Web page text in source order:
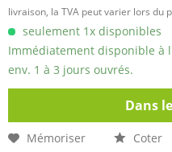
livraison, la TVA peut varier lors du
seulement 1x disponibles
Immédiatement disponible à
env. 1 à 3 jours ouvrés.
Dans
Mémoriser Coter